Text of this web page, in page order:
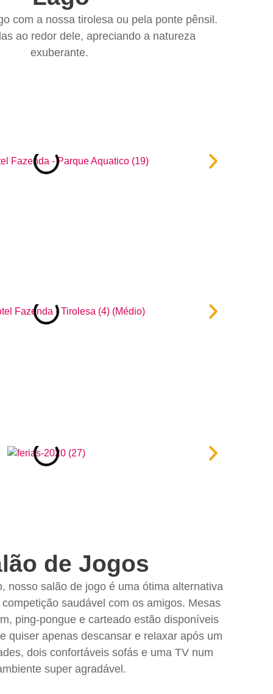
com a nossa tirolesa ou pela ponte pênsil.
ao redor dele, apreciando a natureza
exuberante.
de Jogos
nosso salão de jogo é uma ótima alternativa
saudável com os amigos. Mesas
ping-pongue e carteado estão disponíveis
quiser apenas descansar e relaxar após um
dois confortáveis sofás e uma TV num
super agradável.